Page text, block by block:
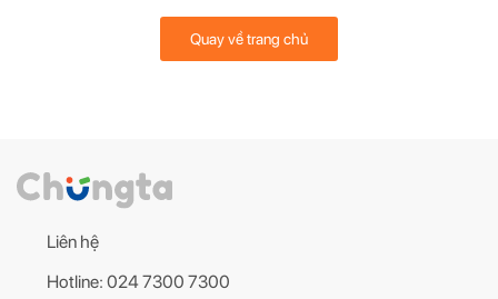
Quay về trang chủ
Liên hệ
Hotline: 024 7300 7300